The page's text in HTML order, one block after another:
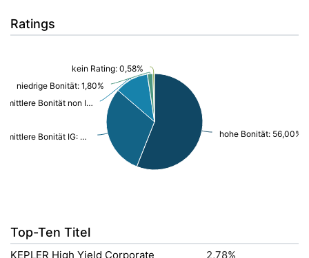
Ratings
hohe Bonität: 56,00%
mittlere Bonität IG: 30,33%
mittlere Bonität non IG: 11,29%
niedrige Bonität: 1,80%
kein Rating: 0,58%
Top-Ten Titel
KEPLER High Yield Corporate
2,78%